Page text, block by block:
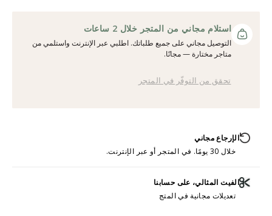
استلام مجاني من المتجر خلال 2 ساعات
التوصيل مجاني على جميع طلباتك. اطلبي عبر الإنترنت واستلمي من
متاجر مختارة — مجانًا.
تحقق من التوفّر في المتجر
الإرجاع مجاني
خلال 30 يومًا. في المتجر أو عبر الإنترنت.
الفيت المثالي، على حسابنا
تعديلات مجانية في المتج